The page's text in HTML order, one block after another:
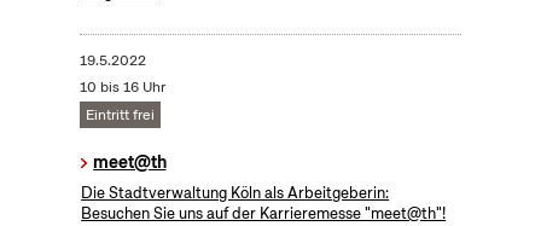
19.5.2022
10 bis 16 Uhr
Eintritt frei
meet@th
Die Stadtverwaltung Köln als Arbeitgeberin:
Besuchen Sie uns auf der Karrieremesse "meet@th"!